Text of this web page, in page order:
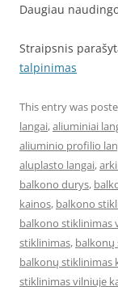
Daugiau
Straipsnis
talpinimas
This entry was
langai,aliuminiai
aliuminio profilio
aluplasto langai,
balkono durys,
kainos, balkono
balkono stiklinimas
stiklinimas, balkonų
balkonų stiklinimas
stiklinimas vilniuje